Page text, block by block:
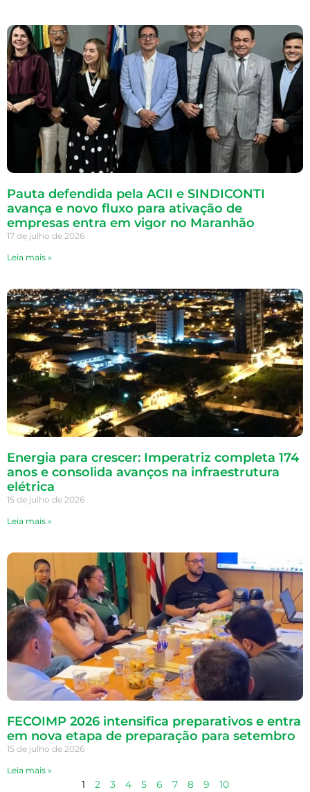
Pauta defendida pela ACII e SINDICONTI
avança e novo fluxo para ativação de
empresas entra em vigor no Maranhão
17 de julho de 2026
Leia mais »
Energia para crescer: Imperatriz completa 174
anos e consolida avanços na infraestrutura
elétrica
15 de julho de 2026
Leia mais »
FECOIMP 2026 intensifica preparativos e entra
em nova etapa de preparação para setembro
15 de julho de 2026
Leia mais »
1 2 3 4 5 6 7 8 9 10